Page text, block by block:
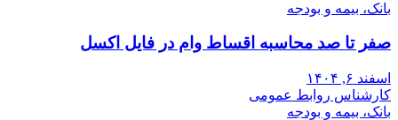
بانک، بیمه و بودجه
صفر تا صد محاسبه اقساط وام در فایل اکسل
اسفند ۶, ۱۴۰۴
کارشناس روابط عمومی
بانک، بیمه و بودجه